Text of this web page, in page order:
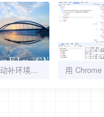
JS逆向之补环境-手动补环境（一）